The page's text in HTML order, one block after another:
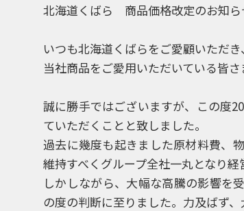
北海道くばら 商品価格改定のお知ら
いつも北海道くばらをご愛顧いただき
当社商品をご愛用いただいている皆
誠に勝手ではございますが、この度
ていただくことと致しました。
過去に幾度も起きました原材料費、
維持すべくグループ全社一丸となり経
しかしながら、大幅な高騰の影響を
の度の判断に至りました。力及ばず、